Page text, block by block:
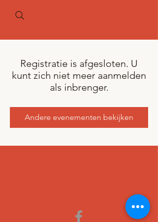
Registratie is afgesloten. U
kunt zich niet meer aanmelden
als inbrenger.
Andere evenementen bekijken